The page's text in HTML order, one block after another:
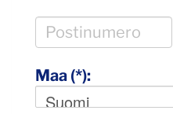
Maa (*):
Suomi